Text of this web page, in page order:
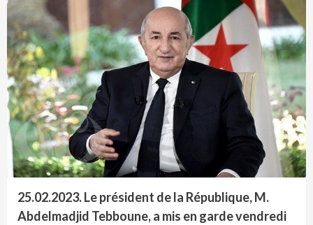
25.02.2023.Le président de la République, M.
Abdelmadjid Tebboune, a mis en garde vendredi